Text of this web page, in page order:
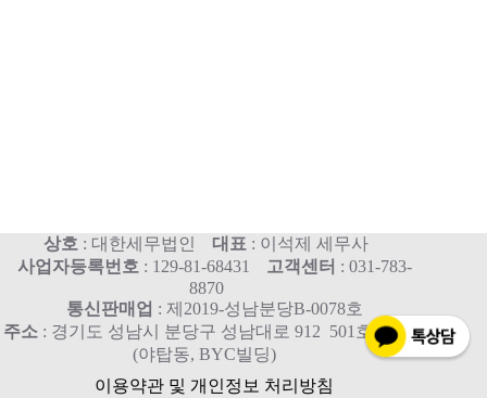
상호 : 대한세무법인 대표 : 이석제 세무사
사업자등록번호 : 129-81-68431 고객센터 : 031-783-
8870
통신판매업 : 제2019-성남분당B-0078호
주소 : 경기도 성남시 분당구 성남대로 912 501호, 515호
(야탑동, BYC빌딩)
이용약관 및 개인정보 처리방침